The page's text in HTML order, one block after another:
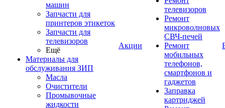
машин
Запчасти для
принтеров этикеток
Запчасти для
телевизоров
Ещё
Материалы для
обслуживания ЗИП
Масла
Очистители
Промывочные
жидкости
Акции
телевизоров
Ремонт
микроволновых
СВЧ-печей
Ремонт
мобильных
телефонов,
смартфонов и
гаджетов
Заправка
картриджей